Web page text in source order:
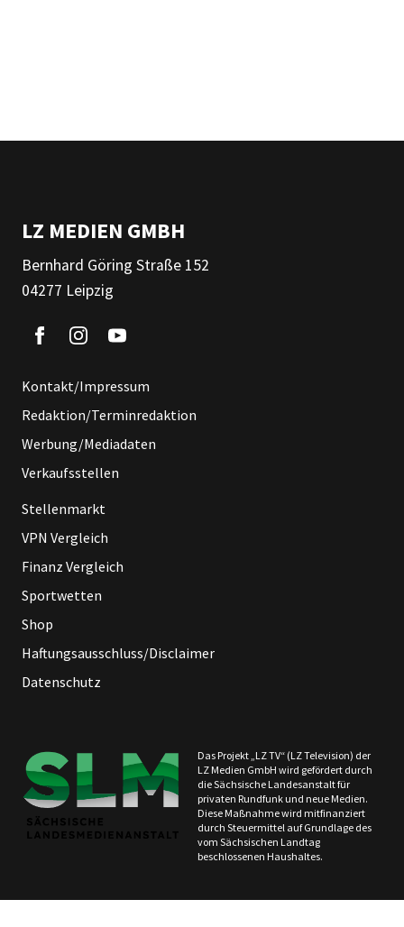
LZ MEDIEN GMBH
Bernhard Göring Straße 152
04277 Leipzig
Kontakt/Impressum
Redaktion/Terminredaktion
Werbung/Mediadaten
Verkaufsstellen
Stellenmarkt
VPN Vergleich
Finanz Vergleich
Sportwetten
Shop
Haftungsausschluss/Disclaimer
Datenschutz
Das Projekt „LZ TV“ (LZ Television) der
LZ Medien GmbH wird gefördert durch
die Sächsische Landesanstalt für
privaten Rundfunk und neue Medien.
Diese Maßnahme wird mitfinanziert
durch Steuermittel auf Grundlage des
vom Sächsischen Landtag
beschlossenen Haushaltes.